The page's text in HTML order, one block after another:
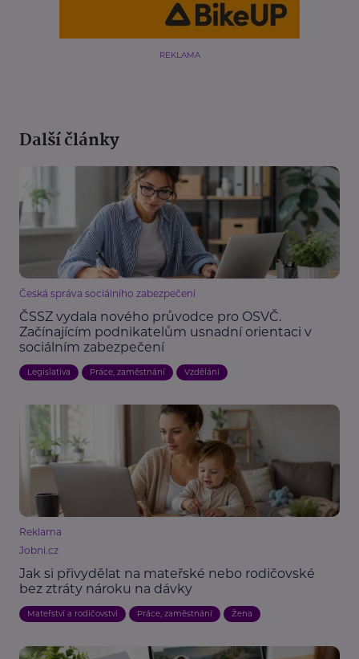
REKLAMA
Další články
Česká správa sociálního zabezpečení
ČSSZ vydala nového průvodce pro OSVČ.
Začínajícím podnikatelům usnadní orientaci v
sociálním zabezpečení
Legislativa Práce, zaměstnání Vzdělání
Reklama
Jobni.cz
Jak si přivydělat na mateřské nebo rodičovské
bez ztráty nároku na dávky
Mateřství a rodičovství Práce, zaměstnání Žena